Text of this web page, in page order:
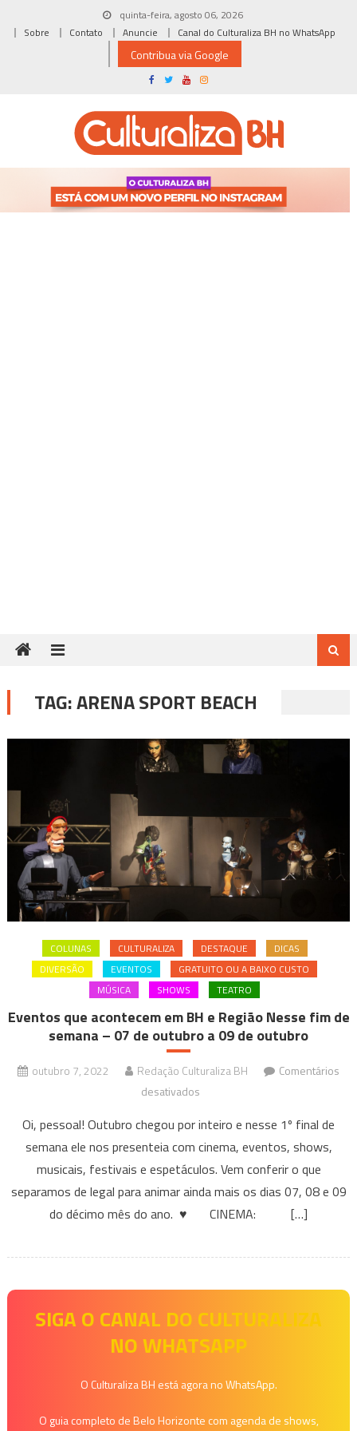
quinta-feira, agosto 06, 2026
Sobre
Contato Anuncie Canal do Culturaliza BH no WhatsApp
Contribua via Google
TAG:ARENA SPORT BEACH
COLUNAS CULTURALIZA DESTAQUE
DICAS
DIVERSÃO
EVENTOS
GRATUITO OU A BAIXO CUSTO
MÚSICA
SHOWS TEATRO
Eventos que acontecem em BH e Região Nesse fim de
semana – 07 de outubro a 09 de outubro
outubro 7, 2022 Redação Culturaliza BH
Comentários
desativados
que
acontecem
em
BH
de
semana
–
07
outubro
Oi, pessoal! Outubro chegou por inteiro e nesse 1º final de
semana ele nos presenteia com cinema, eventos, shows,
musicais, festivais e espetáculos. Vem conferir o que
separamos de legal para animar ainda mais os dias 07, 08 e 09
do décimo mês do ano. ♥ CINEMA: […]
SIGA O CANAL DO CULTURALIZA
NO WHATSAPP
O Culturaliza BH está agora no WhatsApp.
O guia completo de Belo Horizonte com agenda de shows,